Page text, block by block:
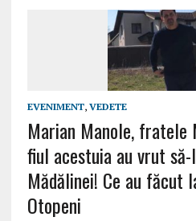
EVENIMENT, VEDETE
Marian Manole, fratele
fiul acestuia au vrut
Mădălinei! Ce au făcut
Otopeni